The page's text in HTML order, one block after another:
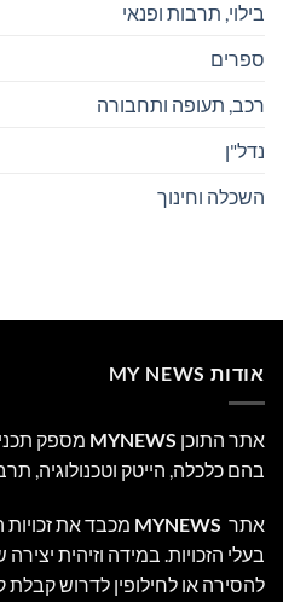
בילוי, תרבות ופנאי
ספרים
רכב, תעופה ותחבורה
נדל"ן
השכלה וחינוך
אודות MY NEWS
אתר התוכן MYNEWS מספק
בהם כלכלה, הייטק וטכנולוגיה,
אתר MYNEWS מכבד את זכויות
בעלי הזכויות. במידה וזיהית
להסירה או לחילופין לדרוש קבלת